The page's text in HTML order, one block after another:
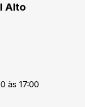
Alto
às 17:00